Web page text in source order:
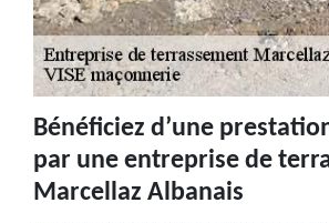
Bénéficiez d’une
par une entreprise de
Marcellaz Albanais